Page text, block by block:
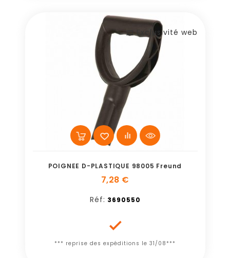
Exclusivité web
POIGNEE D-PLASTIQUE 98005 Freund
7,28 €
Réf: 3690550

*** reprise des expéditions le 31/08***